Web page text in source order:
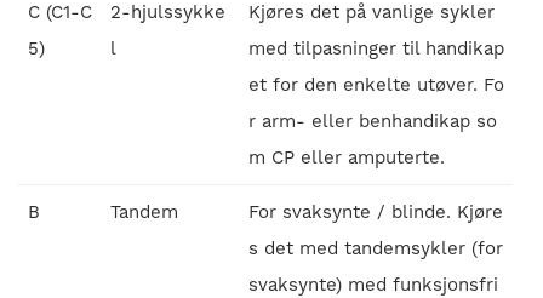
C (C1-C
5)
2-hjulssykke
l
Kjøres det på vanlige sykler
med tilpasninger til handikap
et for den enkelte utøver. Fo
r arm- eller benhandikap so
m CP eller amputerte.
B Tandem
For svaksynte / blinde. Kjøre
s det med tandemsykler (for
svaksynte) med funksjonsfri